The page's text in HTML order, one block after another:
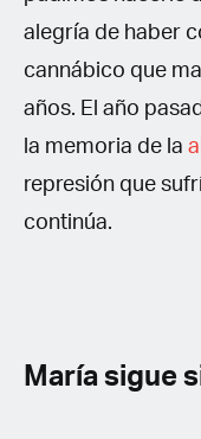
alegría de haber
cannábico que
años. El año
la memoria de la
represión que
continúa.
María sigue